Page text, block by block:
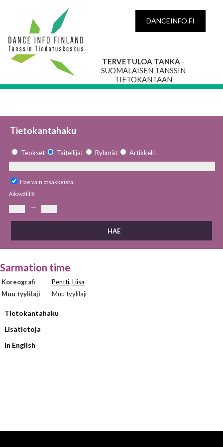
DANCEINFO.FI
TERVETULOA TANKA -
SUOMALAISEN TANSSIN
TIETOKANTAAN
Tietokantahaku
Teokset Taiteilijat Ryhmät Artikkelit
Hae vain otsakkeista
Aikavälillä
—
Sarmation time
Koreografi
Pentti, Liisa
Muu tyylilaji
Muu tyylilaji
Tietokantahaku
Lisätietoja
In English